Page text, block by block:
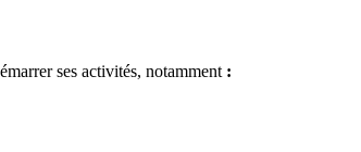
ses activités, notamment :